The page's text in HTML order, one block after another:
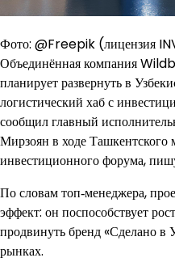
Фото: @Freepik (лицензия
Объединённая компания
планирует развернуть в
логистический хаб с
сообщил главный
Мирзоян в ходе Ташкентского
инвестиционного форума,
По словам топ‑менеджера,
эффект: он поспособствует
продвинуть бренд «Сделано в
рынках.